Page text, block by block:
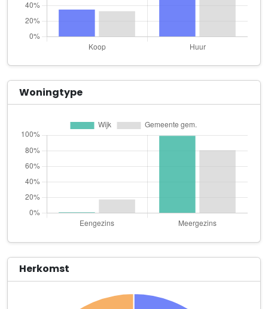
Schoenmakerij Kappetijn
Overtoom 352 H
Shift Projects B.V.
Stichting Schone Kleren Kampagne/Clean Clothes Campaign
Marius van Bouwdijk Bastiaansestraat 40
The Prehab Studio
Nicolaas Beetsstraat 144 H
Total Devotion B.V.
Trakteren
Jan Pieter Heijestraat 119 A
Wester Keegstra Produkties
Woningtype
Herkomst